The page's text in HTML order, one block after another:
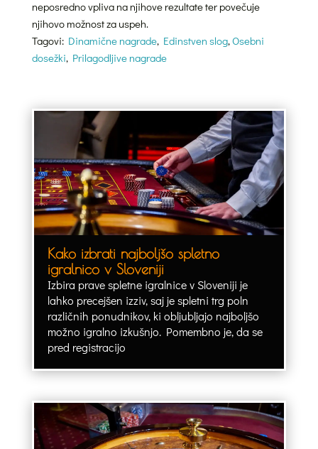
neposredno vpliva na njihove rezultate ter povečuje
njihovo možnost za uspeh.
Tagovi: Dinamične nagrade, Edinstven slog,Osebni
dosežki, Prilagodljive nagrade
Kako izbrati najboljšo spletno
igralnico v Sloveniji
Izbira prave spletne igralnice v Sloveniji je
lahko precejšen izziv, saj je spletni trg poln
različnih ponudnikov, ki obljubljajo najboljšo
možno igralno izkušnjo. Pomembno je, da se
pred registracijo